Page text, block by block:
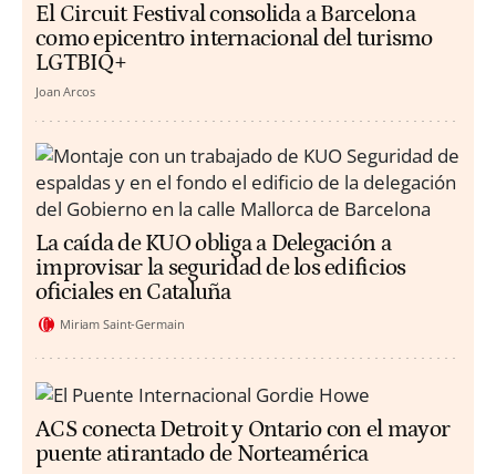
El Circuit Festival consolida a Barcelona
como epicentro internacional del turismo
LGTBIQ+
Joan Arcos
La caída de KUO obliga a Delegación a
improvisar la seguridad de los edificios
oficiales en Cataluña
Miriam Saint-Germain
ACS conecta Detroit y Ontario con el mayor
puente atirantado de Norteamérica